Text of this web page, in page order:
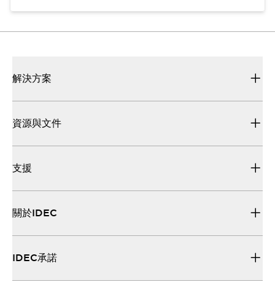
解決方案
資源與文件
支援
關於IDEC
IDEC承諾